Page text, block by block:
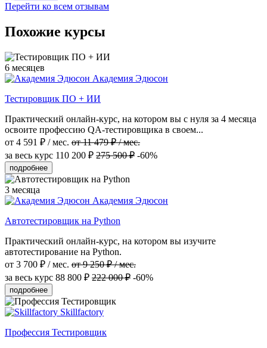
Перейти ко всем отзывам
Похожие курсы
6 месяцев
Академия Эдюсон
Тестировщик ПО + ИИ
Практический онлайн-курс, на котором вы с нуля за 4 месяца
освоите профессию QA-тестировщика в своем...
от 4 591 ₽ / мес. от 11 479 ₽ / мес.
за весь курс 110 200 ₽ 275 500 ₽ -60%
подробнее
3 месяца
Академия Эдюсон
Автотестировщик на Python
Практический онлайн-курс, на котором вы изучите
автотестирование на Python.
от 3 700 ₽ / мес. от 9 250 ₽ / мес.
за весь курс 88 800 ₽ 222 000 ₽ -60%
подробнее
Skillfactory
Профессия Тестировщик